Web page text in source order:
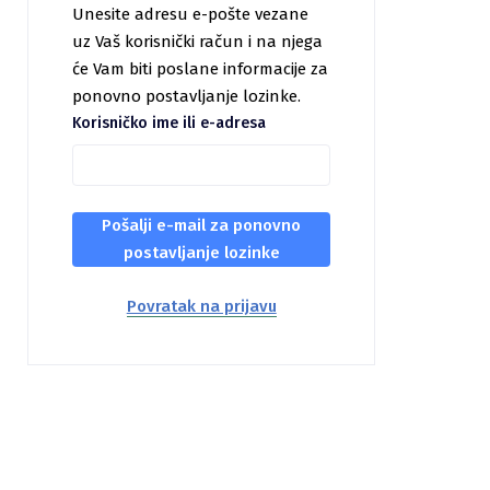
Unesite adresu e-pošte vezane
uz Vaš korisnički račun i na njega
će Vam biti poslane informacije za
ponovno postavljanje lozinke.
Korisničko ime ili e-adresa
Pošalji e-mail za ponovno
postavljanje lozinke
Povratak na prijavu